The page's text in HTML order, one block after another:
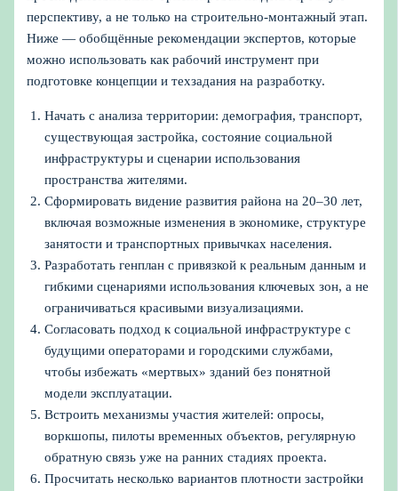
перспективу, а не только на строительно-монтажный этап.
Ниже — обобщённые рекомендации экспертов, которые
можно использовать как рабочий инструмент при
подготовке концепции и техзадания на разработку.
Начать с анализа территории: демография, транспорт,
существующая застройка, состояние социальной
инфраструктуры и сценарии использования
пространства жителями.
Сформировать видение развития района на 20–30 лет,
включая возможные изменения в экономике, структуре
занятости и транспортных привычках населения.
Разработать генплан с привязкой к реальным данным и
гибкими сценариями использования ключевых зон, а не
ограничиваться красивыми визуализациями.
Согласовать подход к социальной инфраструктуре с
будущими операторами и городскими службами,
чтобы избежать «мертвых» зданий без понятной
модели эксплуатации.
Встроить механизмы участия жителей: опросы,
воркшопы, пилоты временных объектов, регулярную
обратную связь уже на ранних стадиях проекта.
Просчитать несколько вариантов плотности застройки